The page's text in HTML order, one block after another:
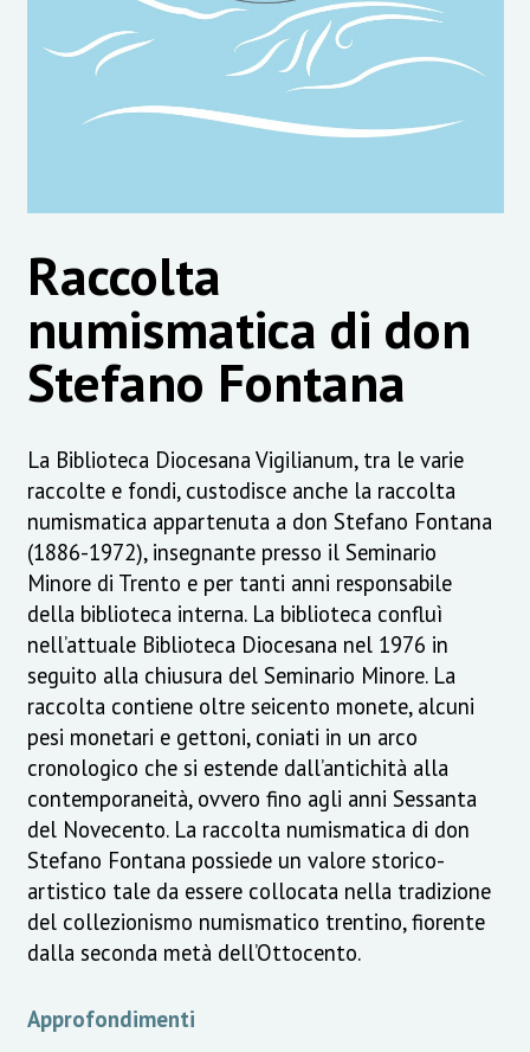
Raccolta
numismatica di don
Stefano Fontana
La Biblioteca Diocesana Vigilianum, tra le varie
raccolte e fondi, custodisce anche la raccolta
numismatica appartenuta a don Stefano Fontana
(1886-1972), insegnante presso il Seminario
Minore di Trento e per tanti anni responsabile
della biblioteca interna. La biblioteca confluì
nell’attuale Biblioteca Diocesana nel 1976 in
seguito alla chiusura del Seminario Minore. La
raccolta contiene oltre seicento monete, alcuni
pesi monetari e gettoni, coniati in un arco
cronologico che si estende dall’antichità alla
contemporaneità, ovvero fino agli anni Sessanta
del Novecento. La raccolta numismatica di don
Stefano Fontana possiede un valore storico-
artistico tale da essere collocata nella tradizione
del collezionismo numismatico trentino, fiorente
dalla seconda metà dell’Ottocento.
Approfondimenti